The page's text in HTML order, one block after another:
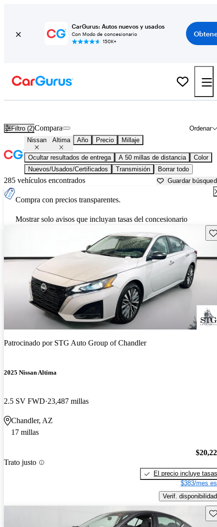
CarGurus: Autos nuevos y usados
Con Modo de concesionario
150K+
Filtro (2) Ordenar
Compara
Nissan Altima Año Precio Millaje
Ocultar resultados de entrega A 50 millas de distancia
Color
Nuevos/Usados/Certificados
Transmisión Borrar todo
285 vehículos encontrados Guardar
Compra con precios transparentes.
Mostrar solo avisos que incluyan tasas del concesionario
Patrocinado por STG Auto Group of Chandler
2025 Nissan Altima
2.5 SV FWD 23,487 millas
Chandler, AZ
17 millas
Trato justo
El precio incluye tasas
$383/mes
Verif. disponibilidad